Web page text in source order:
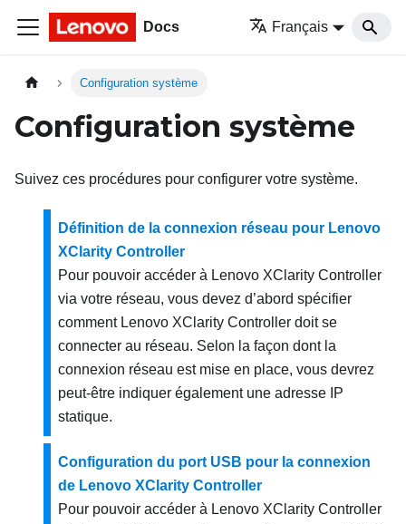
Docs Français
Configuration système
Configuration système
Suivez ces procédures pour configurer votre système.
Définition de la connexion réseau pour Lenovo
XClarity Controller
Pour pouvoir accéder à Lenovo XClarity Controller
via votre réseau, vous devez d’abord spécifier
comment Lenovo XClarity Controller doit se
connecter au réseau. Selon la façon dont la
connexion réseau est mise en place, vous devrez
peut-être indiquer également une adresse IP
statique.
Configuration du port USB pour la connexion
de Lenovo XClarity Controller
Pour pouvoir accéder à Lenovo XClarity Controller